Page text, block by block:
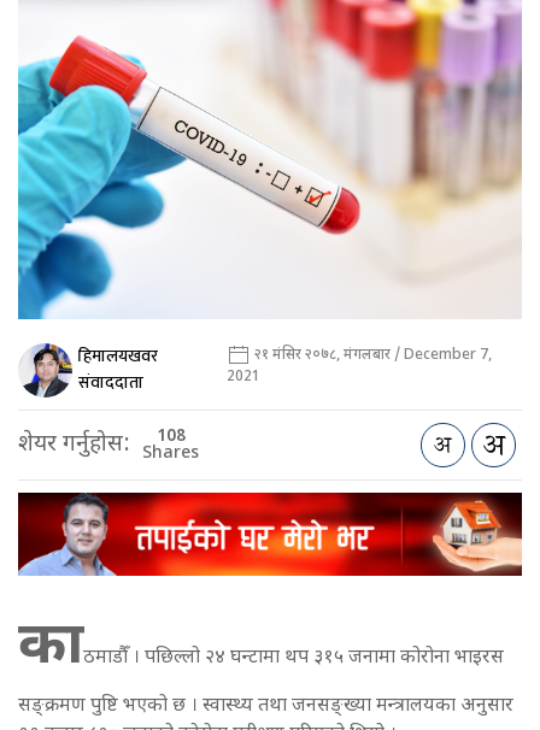
हिमालयखवर
संवाददाता
२१ मंसिर २०७८, मंगलबार / December 7,
2021
शेयर गर्नुहोस: 108
Shares
काठमाडौँ । पछिल्लो २४ घन्टामा थप ३१५ जनामा कोरोना भाइरस
सङ्क्रमण पुष्टि भएको छ । स्वास्थ्य तथा जनसङ्ख्या मन्त्रालयका अनुसार